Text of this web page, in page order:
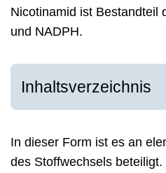
Nicotinamid ist Bestandteil
und NADPH.
Inhaltsverzeichnis
In dieser Form ist es an
des Stoffwechsels